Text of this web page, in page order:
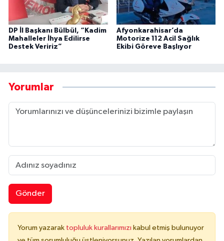
DP İl Başkanı Bülbül, “Kadim
Mahalleler İhya Edilirse
Destek Veririz”
Afyonkarahisar’da
Motorize 112 Acil Sağlık
Ekibi Göreve Başlıyor
Yorumlar
Gönder
Yorum yazarak topluluk kurallarımızı kabul etmiş bulunuyor